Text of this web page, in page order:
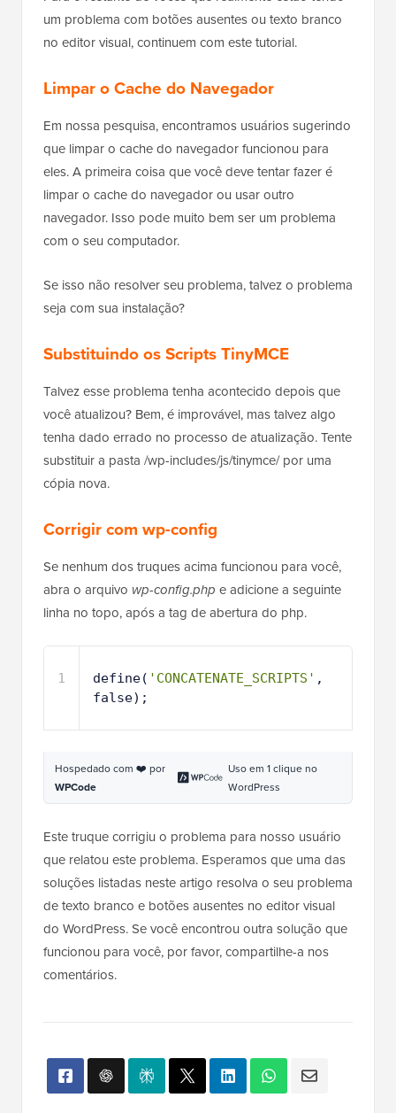
um problema com botões ausentes ou texto branco
no editor visual, continuem com este tutorial.
Limpar o Cache do Navegador
Em nossa pesquisa, encontramos usuários sugerindo
que limpar o cache do navegador funcionou para
eles. A primeira coisa que você deve tentar fazer é
limpar o cache do navegador ou usar outro
navegador. Isso pode muito bem ser um problema
com o seu computador.
Se isso não resolver seu problema, talvez o problema
seja com sua instalação?
Substituindo os Scripts TinyMCE
Talvez esse problema tenha acontecido depois que
você atualizou? Bem, é improvável, mas talvez algo
tenha dado errado no processo de atualização. Tente
substituir a pasta /wp-includes/js/tinymce/ por uma
cópia nova.
Corrigir com wp-config
Se nenhum dos truques acima funcionou para você,
abra o arquivo wp-config.php e adicione a seguinte
linha no topo, após a tag de abertura do php.
1 define( 'CONCATENATE_SCRIPTS' ,
false);
WPCode
WordPress
que relatou este problema. Esperamos que uma das
soluções listadas neste artigo resolva o seu problema
de texto branco e botões ausentes no editor visual
do WordPress. Se você encontrou outra solução que
funcionou para você, por favor, compartilhe-a nos
comentários.